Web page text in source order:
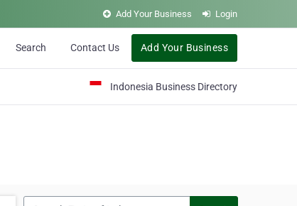
Add Your Business Login
Search Contact Us Add Your Business
Indonesia Business Directory